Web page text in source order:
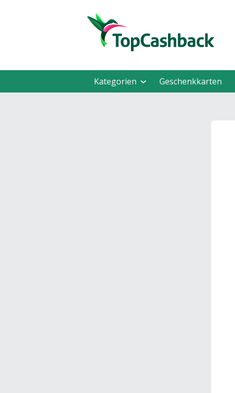
Kategorien Geschenkkarten